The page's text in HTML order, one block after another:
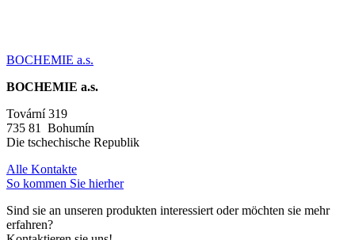
BOCHEMIE a.s.
BOCHEMIE a.s.
Tovární 319
735 81 Bohumín
Die tschechische Republik
Alle Kontakte
So kommen Sie hierher
Sind sie an unseren produkten interessiert oder möchten sie mehr
erfahren?